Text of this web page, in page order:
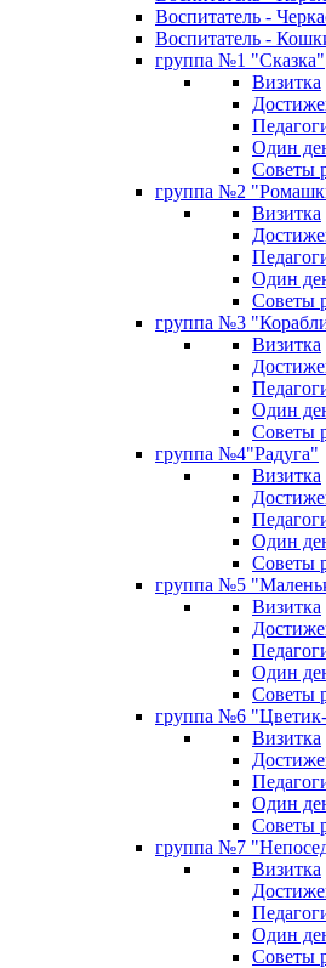
Воспитатель -
Воспитатель -
группа №1 "Сказка"
Визитка
Один
Советы
группа №2
Визитка
Один
Советы
группа №3
Визитка
Один
Советы
группа №4"Радуга"
Визитка
Один
Советы
группа №5
Визитка
Один
Советы
группа №6
Визитка
Один
Советы
группа №7
Визитка
Один
Советы